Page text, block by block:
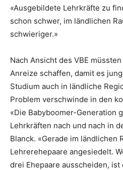
«Ausgebildete Lehrkräfte zu
schon schwer, im ländlichen
schwieriger.»
Nach Ansicht des VBE
Anreize schaffen, damit es
Studium auch in ländliche
Problem verschwinde in den
«Die Babyboomer-Generation
Lehrkräften nach und nach in
Blanck. «Gerade im ländlichen
Lehrerehepaare angesiedelt.
drei Ehepaare ausscheiden, ist